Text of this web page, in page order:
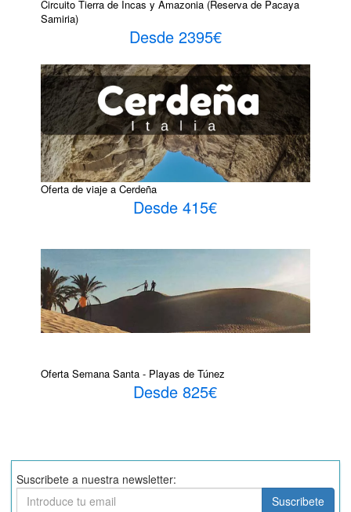
Circuito Tierra de Incas y Amazonia (Reserva de Pacaya
Samiria)
Desde 2395€
Oferta de viaje a Cerdeña
Desde 415€
Oferta Semana Santa - Playas de Túnez
Desde 825€
Suscribete a nuestra newsletter:
Suscribete
Suscribete